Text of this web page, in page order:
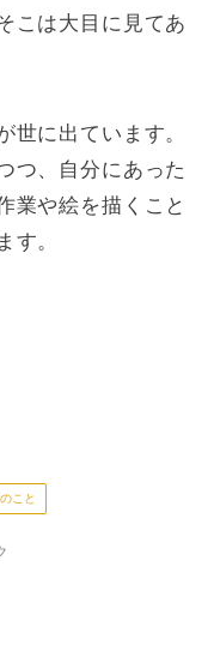
こは大目に見てあ
世に出ています。
つ、自分にあった
業や絵を描くこと
す。
こと